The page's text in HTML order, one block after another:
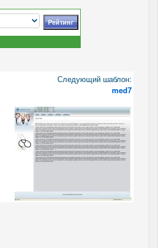
Следующий шаблон:
med7